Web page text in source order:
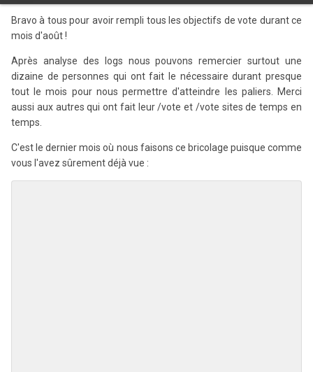
Bravo à tous pour avoir rempli tous les objectifs de vote durant ce
mois d'août !
Après analyse des logs nous pouvons remercier surtout une
dizaine de personnes qui ont fait le nécessaire durant presque
tout le mois pour nous permettre d'atteindre les paliers. Merci
aussi aux autres qui ont fait leur /vote et /vote sites de temps en
temps.
C'est le dernier mois où nous faisons ce bricolage puisque comme
vous l'avez sûrement déjà vue :